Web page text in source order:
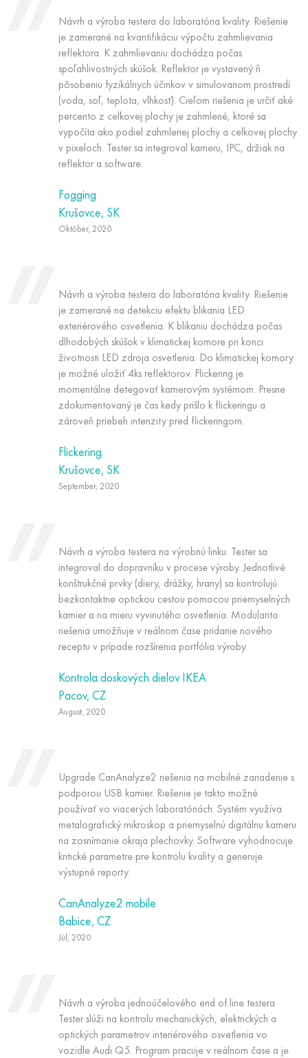
Návrh a výroba testera do laboratória kvality. Riešenie
je zamerané na kvantifikáciu výpočtu zahmlievania
reflektora. K zahmlievaniu dochádza počas
spoľahlivostných skúšok. Reflektor je vystavený ň
pôsobeniu fyzikálnych účinkov v simulovanom prostredí
(voda, soľ, teplota, vlhkosť). Cieľom riešenia je určiť aké
percento z celkovej plochy je zahmlené, ktoré sa
vypočíta ako podiel zahmlenej plochy a celkovej plochy
v pixeloch. Tester sa integroval kameru, IPC, držiak na
reflektor a software.
Fogging
Krušovce, SK
Október, 2020
Návrh a výroba testera do laboratória kvality. Riešenie
je zamerané na detekciu efektu blikania LED
exteriérového osvetlenia. K blikaniu dochádza počas
dlhodobých skúšok v klimatickej komore pri konci
životnosti LED zdroja osvetlenia. Do klimatickej komory
je možné uložiť 4ks reflektorov. Flickering je
momentálne detegovať kamerovým systémom. Presne
zdokumentovaný je čas kedy prišlo k flickeringu a
zároveň priebeh intenzity pred flickeringom.
Flickering
Krušovce, SK
September, 2020
Návrh a výroba testera na výrobnú linku. Tester sa
integroval do dopravníku v procese výroby. Jednotlivé
konštrukčné prvky (diery, drážky, hrany) sa kontrolujú
bezkontaktne optickou cestou pomocou priemyselných
kamier a na mieru vyvinutého osvetlenia. Modularita
riešenia umožňuje v reálnom čase pridanie nového
receptu v prípade rozšírenia portfólia výroby.
Kontrola doskových dielov IKEA
Pacov, CZ
August, 2020
Upgrade CanAnalyze2 riešenia na mobilné zariadenie s
podporou USB kamier. Riešenie je takto možné
používať vo viacerých laboratóriách. Systém využíva
metalografický mikroskop a priemyselnú digitálnu kameru
na zosnímanie okraja plechovky. Software vyhodnocuje
kritické parametre pre kontrolu kvality a generuje
výstupné reporty.
CanAnalyze2 mobile
Babice, CZ
Júl, 2020
Návrh a výroba jednoúčelového end of line testera.
Tester slúži na kontrolu mechanických, elektrických a
optických parametrov interiérového osvetlenia vo
vozidle Audi Q5. Program pracuje v reálnom čase a je